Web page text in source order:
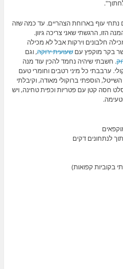
עוף בארוחת הצהריים. עד כמה שזה
הזו, הרגשתי שאני צריכה גיוון.
חלבונים וירקות אבל לא מכילה
בקר מוקפץ עם שעועית ירוקה, וגם
. חשבתי שיהיה נחמד להכין עוד מנה
ערבבתי כל מיני רטבים וחומרי טעם
הוספתי ברוקולי מאודה, וקיבלתי
חסה קטן עם פטריות וכפית טחינה, ויש